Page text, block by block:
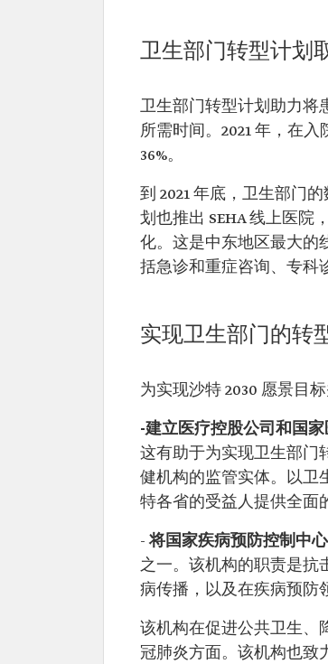
卫生部门转型计划
卫生部门转型计划助力将
所需时间。2021 年，在
36%。
到 2021 年底，卫生部门
划也推出 SEHA 线上医
化。这是中东地区最大的
括急诊和重症咨询、专科
实现卫生部门的转
为实现沙特 2030 愿景目
-建立医疗控股公司和国家
这有助于为实现卫生部门
健机构的监管实体。以卫
特各省的受益人提供全面
- 将国家疾病预防控制中
之一。该机构的职责是抗
病传播，以及在疾病预防
该机构在促进公共卫生、
冠肺炎方面。该机构也致